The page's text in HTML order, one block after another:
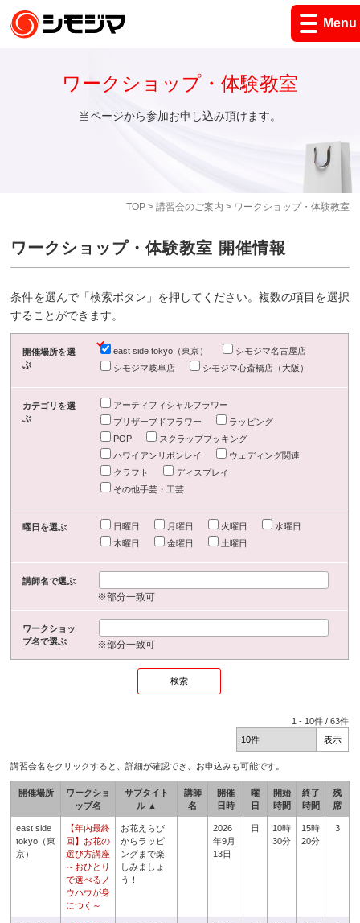
Menu
TOP> 講習会のご案内 > ワークショップ・体験教室
ワークショップ・体験教室
当ページから参加お申し込み頂けます。
ワークショップ・体験教室 開催情報
条件を選んで「検索ボタン」を押してください。複数の項目を選択
することができます。
開催場所を選
ぶ
east side tokyo（東京）
シモジマ名古屋店
シモジマ岐阜店
シモジマ心斎橋店（大阪）
カテゴリを選
ぶ
アーティフィシャルフラワー
プリザーブドフラワー
ラッピング
POP
スクラップブッキング
ハワイアンリボンレイ
ウェディング関連
クラフト
ディスプレイ
その他手芸・工芸
曜日を選ぶ 日曜日 月曜日 火曜日
水曜日
木曜日
金曜日 土曜日
講師名で選ぶ
※部分一致可
ワークショッ
プ名で選ぶ
※部分一致可
1 - 10件 /63件
講習会名をクリックすると、詳細が確認でき、お申込みも可能です。
開催場所
ワークショ
ップ名
サブタイト
ル ▲
講師
名
開催
日時
曜
日
開始
時間
終了
時間
残
席
east side
tokyo（東
京）
【年内最終
回】お花の
選び方講座
～おひとり
で選べるノ
ウハウが身
につく～
お花えらび
からラッピ
ングまで楽
しみましょ
う！
2026
年9月
13日
日
10時
30分
15時
20分
3